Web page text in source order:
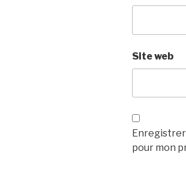
Site web
Enregistrer
pour mon